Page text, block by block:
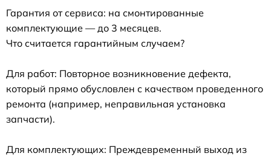
Гарантия от сервиса: на смонтированные
комплектующие — до 3 месяцев.
Что считается гарантийным случаем?
Для работ: Повторное возникновение дефекта,
который прямо обусловлен с качеством проведенного
ремонта (например, неправильная установка
запчасти).
Для комплектующих: Преждевременный выход из